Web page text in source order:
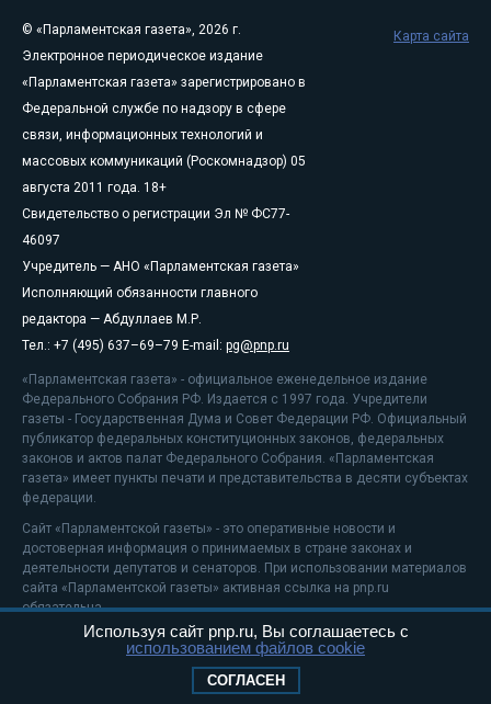
© «Парламентская газета», 2026 г.
Электронное периодическое издание
«Парламентская газета» зарегистрировано в
Федеральной службе по надзору в сфере
связи, информационных технологий и
массовых коммуникаций (Роскомнадзор) 05
августа 2011 года. 18+
Свидетельство о регистрации Эл № ФС77-
46097
Учредитель — АНО «Парламентская газета»
Исполняющий обязанности главного
редактора — Абдуллаев М.Р.
Тел.: +7 (495) 637–69–79 E-mail: pg@pnp.ru
«Парламентская газета» - официальное еженедельное издание
Федерального Собрания РФ. Издается с 1997 года. Учредители
газеты - Государственная Дума и Совет Федерации РФ. Официальный
публикатор федеральных конституционных законов, федеральных
законов и актов палат Федерального Собрания. «Парламентская
газета» имеет пункты печати и представительства в десяти субъектах
федерации.
Сайт «Парламентской газеты» - это оперативные новости и
достоверная информация о принимаемых в стране законах и
деятельности депутатов и сенаторов. При использовании материалов
сайта «Парламентской газеты» активная ссылка на pnp.ru
обязательна.
На информационном ресурсе применяютсярекомендательные
Положение о защите персональных данных
Карта сайта
Используя сайт pnp.ru, Вы соглашаетесь с
использованием файлов cookie
СОГЛАСЕН